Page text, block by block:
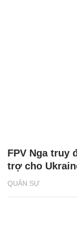
QUÂN SỰ
FPV Nga truy
trợ cho